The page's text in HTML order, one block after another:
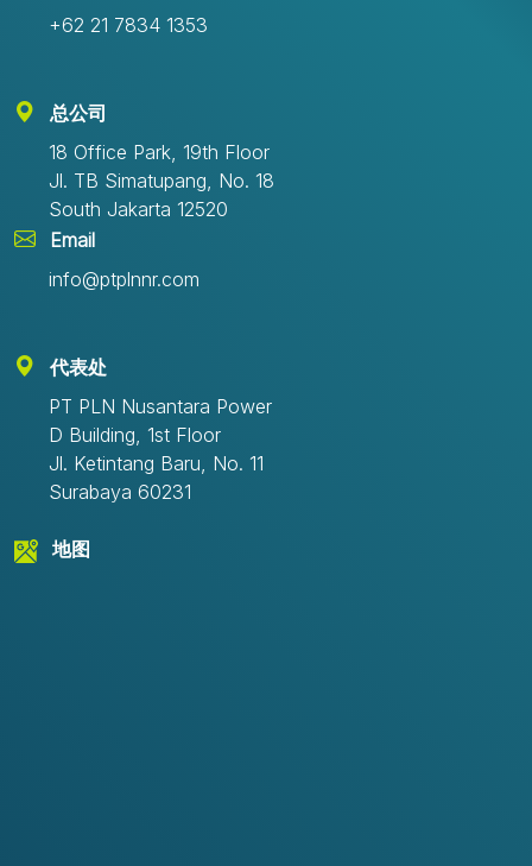
+62 21 7834 1353
总公司
18 Office Park, 19th Floor
Jl. TB Simatupang, No. 18
South Jakarta 12520
Email
info@ptplnnr.com
代表处
PT PLN Nusantara Power
D Building, 1st Floor
Jl. Ketintang Baru, No. 11
Surabaya 60231
地图